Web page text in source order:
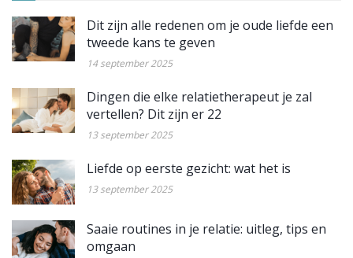
Dit zijn alle redenen om je oude liefde een
tweede kans te geven
14 september 2025
Dingen die elke relatietherapeut je zal
vertellen? Dit zijn er 22
13 september 2025
Liefde op eerste gezicht: wat het is
13 september 2025
Saaie routines in je relatie: uitleg, tips en
omgaan